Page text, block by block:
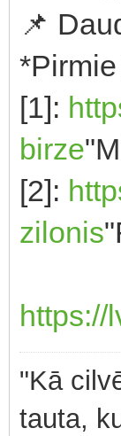
📌
[1]:
birze
[2]:
zilonis
https://
"Kā
tauta,